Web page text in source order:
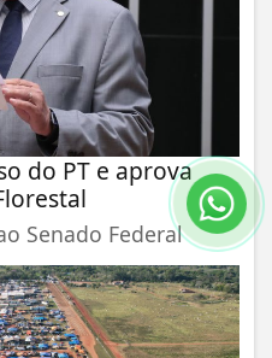
do PT e aprova
Senado Federal